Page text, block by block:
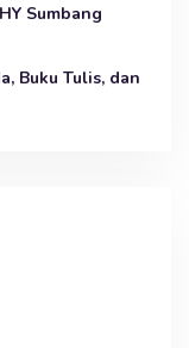
Sumbang
Buku Tulis, dan